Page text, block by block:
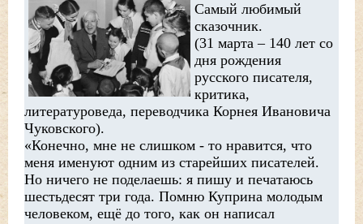
Самый любимый
сказочник.
(31 марта – 140 лет со
дня рождения
русского писателя,
критика,
литературоведа, переводчика Корнея Ивановича
Чуковского).
«Конечно, мне не слишком - то нравится, что
меня именуют одним из старейших писателей.
Но ничего не поделаешь: я пишу и печатаюсь
шестьдесят три года. Помню Куприна молодым
человеком, ещё до того, как он написал